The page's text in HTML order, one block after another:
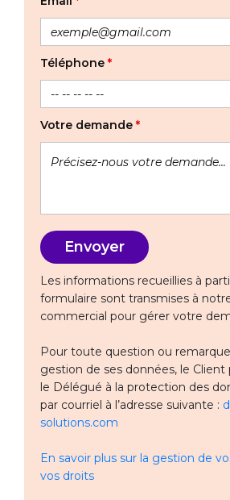
Téléphone *
Votre demande *
Les informations recueillies à
formulaire sont transmises à
commercial pour gérer votre
Pour toute question ou
gestion de ses données, le
le Délégué à la protection des
par courriel à l’adresse suivante :
solutions.com
En savoir plus sur la gestion de
vos droits